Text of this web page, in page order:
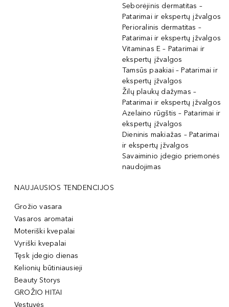
Seborėjinis dermatitas –
Patarimai ir ekspertų įžvalgos
Perioralinis dermatitas –
Patarimai ir ekspertų įžvalgos
Vitaminas E – Patarimai ir
ekspertų įžvalgos
Tamsūs paakiai – Patarimai ir
ekspertų įžvalgos
Žilų plaukų dažymas –
Patarimai ir ekspertų įžvalgos
Azelaino rūgštis – Patarimai ir
ekspertų įžvalgos
Dieninis makiažas – Patarimai
ir ekspertų įžvalgos
Savaiminio įdegio priemonės
naudojimas
NAUJAUSIOS TENDENCIJOS
Grožio vasara
Vasaros aromatai
Moteriški kvepalai
Vyriški kvepalai
Tęsk įdegio dienas
Kelionių būtiniausieji
Beauty Storys
GROŽIO HITAI
Vestuvės